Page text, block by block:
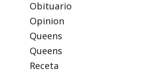
Obituario
Opinion
Queens
Queens
Receta